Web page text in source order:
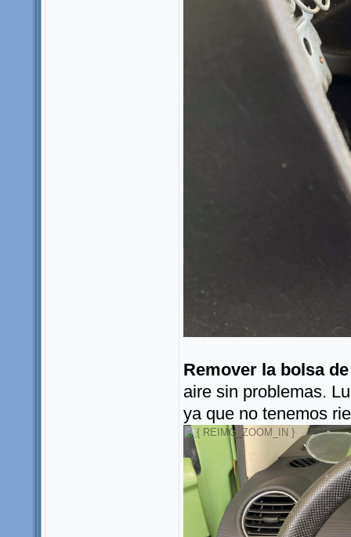
Remover la bolsa
aire sin problemas.
ya que no tenemos